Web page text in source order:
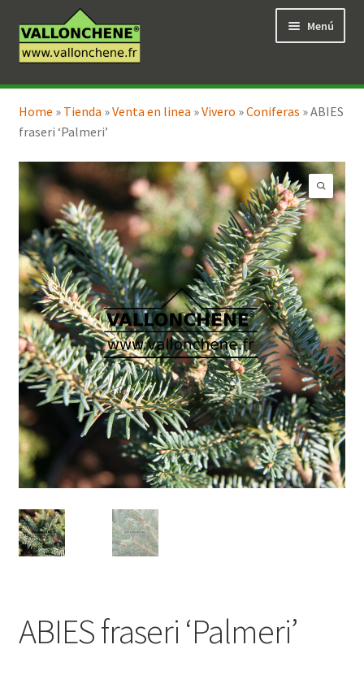
a
la
al
contenido
Menú
Tienda en línea
menú
Home » Tienda »Venta en linea »Vivero »Coniferas »ABIES
fraseri ‘Palmeri’
ABIES fraseri ‘Palmeri’